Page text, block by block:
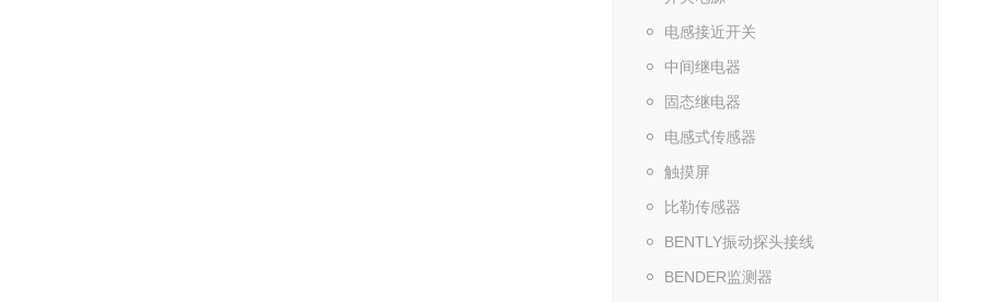
电感接近开关
中间继电器
固态继电器
电感式传感器
触摸屏
比勒传感器
BENTLY振动探头接线
BENDER监测器